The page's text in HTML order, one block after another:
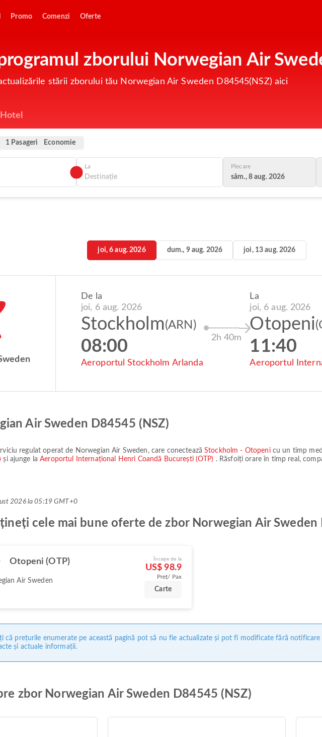
Promo Comenzi Oferte
zborului Norwegian Air
stării zborului tău Norwegian Air Sweden D84545(NSZ) aici
Hotel
1 Pasageri Economie
La Plecare
sâm., 8 aug. 2026
joi, 6 aug. 2026 dum., 9 aug. 2026 joi, 13 aug. 2026
De la
joi, 6 aug. 2026
Stockholm(ARN)
08:00
Aeroportul Stockholm Arlanda
2h 40m
La
joi, 6 aug. 2026
Otopeni
11:40
Aeroportul
Air Sweden D84545 (NSZ)
regulat operat de Norwegian Air Sweden , care conecteazăStockholm - Otopenicu un timp
și ajunge laAeroportul Internațional Henri Coandă București (OTP) . Răsfoiți orare în timp real,
2026 la 05:19 GMT+0
cele mai bune oferte de zbor Norwegian Air Sweden
Otopeni (OTP)
Air Sweden
Începe de la
US$ 98.9
Preț/ Pax
Carte
că prețurile enumerate pe această pagină pot să nu fie actualizate și pot fi modificate fără notificare
și actuale informații.
zbor Norwegian Air Sweden D84545 (NSZ)